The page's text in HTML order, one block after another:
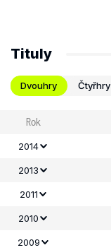
Tituly
Dvouhry Čtyřhry
Rok
2014
2013
2011
2010
2009